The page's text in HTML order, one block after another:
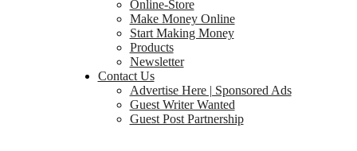
Online-Store
Make Money Online
Start Making Money
Products
Newsletter
Contact Us
Advertise Here | Sponsored Ads
Guest Writer Wanted
Guest Post Partnership